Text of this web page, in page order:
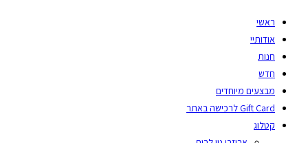
ראשי
אודותיי
חנות
חדש
מבצעים מיוחדים
Gift Card לרכישה באתר
קטלוג